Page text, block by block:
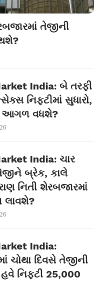
તેજીની
India: બે તરફી
નિફ્ટીમાં સુધારો,
આગળ વધશે?
India: ચાર
બ્રેક, કાલે
નિતી શેરબજારમાં
લાવશે?
India:
ચોથા દિવસે તેજીની
નિફ્ટી 25,000